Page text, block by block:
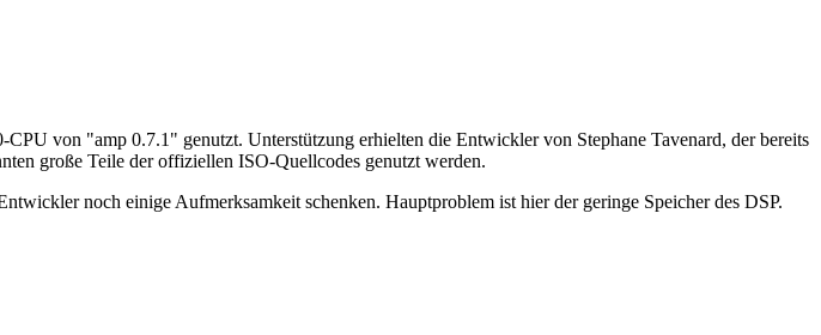
von "amp 0.7.1" genutzt. Unterstützung erhielten die Entwickler von Stephane Tavenard, der bereits
große Teile der offiziellen ISO-Quellcodes genutzt werden.
noch einige Aufmerksamkeit schenken. Hauptproblem ist hier der geringe Speicher des DSP.